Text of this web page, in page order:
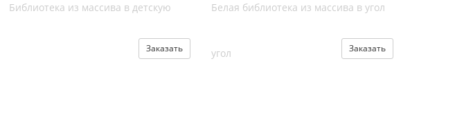
Библиотека из массива в детскую
Заказать
Белая библиотека из массива в угол
Заказать